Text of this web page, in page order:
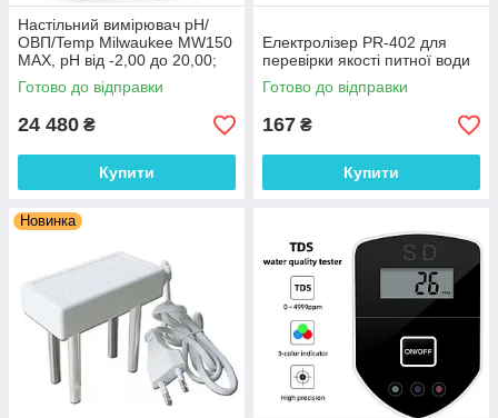
Настільний вимірювач pH/
ОВП/Temp Milwaukee MW150
MAX, pH від -2,00 до 20,00;
ОВП: ± 2000,0 мВ. Угорщина
Готово до відправки
24 480 ₴
Купити
Електролізер PR-402 для
перевірки якості питної води
Готово до відправки
167 ₴
Купити
Новинка